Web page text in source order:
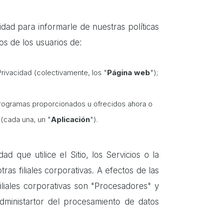
para informarle de nuestras políticas
de los usuarios de:
(colectivamente, los "Página web");
proporcionados u ofrecidos ahora o
una, un "Aplicación").
que utilice el Sitio, los Servicios o la
filiales corporativas. A efectos de las
corporativas son "Procesadores" y
del procesamiento de datos